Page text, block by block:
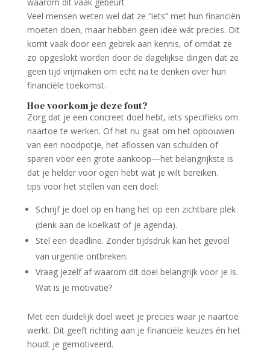
waarom dit vaak gebeurt
Veel mensen weten wel dat ze “iets” met hun financiën
moeten doen, maar hebben geen idee wát precies. Dit
komt vaak door een gebrek aan kennis, of omdat ze
zo opgeslokt worden door de dagelijkse dingen dat ze
geen tijd vrijmaken om echt na te denken over hun
financiële toekomst.
Hoe voorkom je deze fout?
Zorg dat je een concreet doel hebt, iets specifieks om
naartoe te werken. Of het nu gaat om het opbouwen
van een noodpotje, het aflossen van schulden of
sparen voor een grote aankoop—het belangrijkste is
dat je helder voor ogen hebt wat je wilt bereiken.
tips voor het stellen van een doel:
Schrijf je doel op en hang het op een zichtbare plek
(denk aan de koelkast of je agenda).
Stel een deadline. Zonder tijdsdruk kan het gevoel
van urgentie ontbreken.
Vraag jezelf af waarom dit doel belangrijk voor je is.
Wat is je motivatie?
Met een duidelijk doel weet je precies waar je naartoe
werkt. Dit geeft richting aan je financiële keuzes én het
houdt je gemotiveerd.